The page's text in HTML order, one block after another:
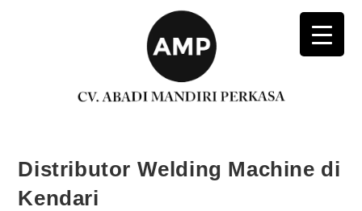
Distributor Welding Machine di
Kendari